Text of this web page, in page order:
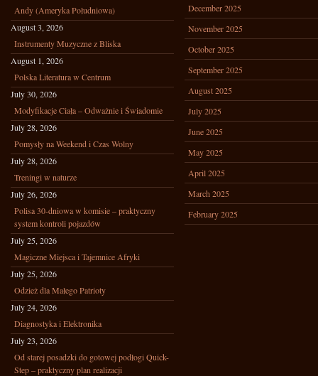
Andy (Ameryka Południowa)
August 3, 2026
Instrumenty Muzyczne z Bliska
August 1, 2026
Polska Literatura w Centrum
July 30, 2026
Modyfikacje Ciała – Odważnie i Świadomie
July 28, 2026
Pomysły na Weekend i Czas Wolny
July 28, 2026
Treningi w naturze
July 26, 2026
Polisa 30-dniowa w komisie – praktyczny
system kontroli pojazdów
July 25, 2026
Magiczne Miejsca i Tajemnice Afryki
July 25, 2026
Odzież dla Małego Patrioty
July 24, 2026
Diagnostyka i Elektronika
July 23, 2026
Od starej posadzki do gotowej podłogi Quick-
Step – praktyczny plan realizacji
December 2025
November 2025
October 2025
September 2025
August 2025
July 2025
June 2025
May 2025
April 2025
March 2025
February 2025